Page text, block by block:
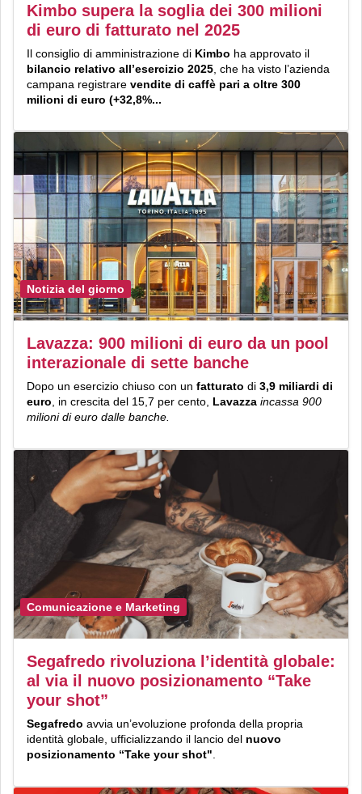
Kimbo supera la soglia dei 300 milioni
di euro di fatturato nel 2025
Il consiglio di amministrazione di Kimbo ha approvato il
bilancio relativo all’esercizio 2025 , che ha visto l’azienda
campana registrare vendite di caffè pari a oltre 300
milioni di euro (+32,8%...
Notizia del giorno
Lavazza: 900 milioni di euro da un pool
interazionale di sette banche
Dopo un esercizio chiuso con un fatturato di 3,9 miliardi di
euro, in crescita del 15,7 per cento, Lavazza incassa 900
milioni di euro dalle banche.
Comunicazione e Marketing
Segafredo rivoluziona l’identità globale:
al via il nuovo posizionamento “Take
your shot”
Segafredo avvia un’evoluzione profonda della propria
identità globale, ufficializzando il lancio del nuovo
posizionamento “Take your shot"